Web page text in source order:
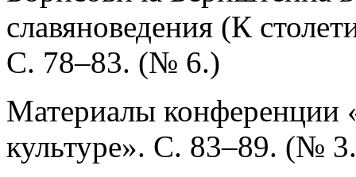
славяноведения (К
С. 78–83. (№ 6.)
Материалы конференции
культуре». С. 83–89. (№